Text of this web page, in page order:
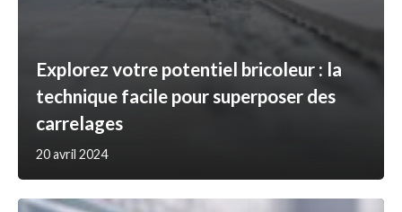
Explorez votre potentiel bricoleur : la
technique facile pour superposer des
carrelages
20 avril 2024